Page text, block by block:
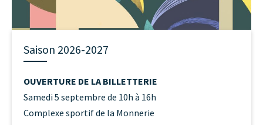
Saison 2026-2027
OUVERTURE DE LA BILLETTERIE
Samedi 5 septembre de 10h à 16h
Complexe sportif de la Monnerie